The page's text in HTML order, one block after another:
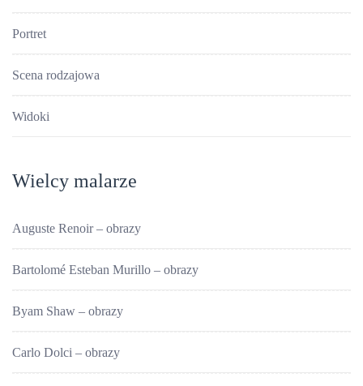
Portret
Scena rodzajowa
Widoki
Wielcy malarze
Auguste Renoir – obrazy
Bartolomé Esteban Murillo – obrazy
Byam Shaw – obrazy
Carlo Dolci – obrazy